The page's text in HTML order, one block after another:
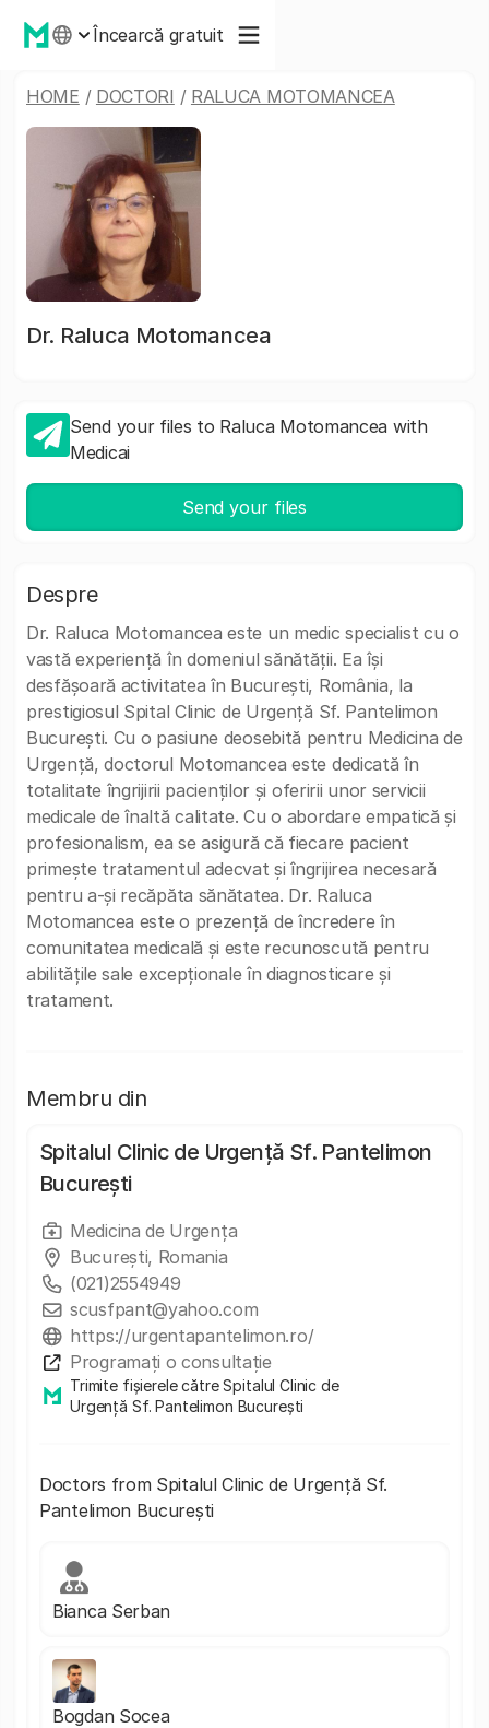
Încearcă gratuit
HOME / DOCTORI / RALUCA MOTOMANCEA
Dr. Raluca Motomancea
Send your files to Raluca Motomancea with
Medicai
Send your files
Despre
Dr. Raluca Motomancea este un medic specialist cu o
vastă experiență în domeniul sănătății. Ea își
desfășoară activitatea în București, România, la
prestigiosul Spital Clinic de Urgență Sf. Pantelimon
București. Cu o pasiune deosebită pentru Medicina de
Urgență, doctorul Motomancea este dedicată în
totalitate îngrijirii pacienților și oferirii unor servicii
medicale de înaltă calitate. Cu o abordare empatică și
profesionalism, ea se asigură că fiecare pacient
primește tratamentul adecvat și îngrijirea necesară
pentru a-și recăpăta sănătatea. Dr. Raluca
Motomancea este o prezență de încredere în
comunitatea medicală și este recunoscută pentru
abilitățile sale excepționale în diagnosticare și
tratament.
Membru din
Spitalul Clinic de Urgență Sf. Pantelimon
București
Medicina de Urgența
București, Romania
(021)2554949
scusfpant@yahoo.com
https://urgentapantelimon.ro/
Programați o consultație
Trimite fișierele către Spitalul Clinic de
Urgență Sf. Pantelimon București
Doctors from Spitalul Clinic de Urgență Sf.
Pantelimon București
Bianca Serban
Bogdan Socea